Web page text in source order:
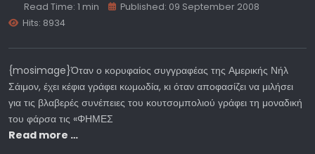
Read Time: 1 min
Published: 09 September 2008
Hits: 8934
{mosimage}Όταν ο κορυφαίος συγγραφέας της Αμερικής Νήλ
Σάιμον, έχει κέφια γράφει κωμωδία, κι όταν αποφασίζει να μιλήσει
για τις βλαβερές συνέπειες του κουτσομπολιού γράφει τη μοναδική
του φάρσα τις «ΦΗΜΕΣ
Read more …